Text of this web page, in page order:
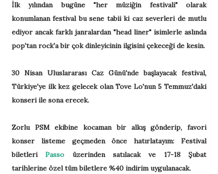
İlk yılından bugüne "her müziğin festivali" olarak
konumlanan festival bu sene tabii ki caz severleri de mutlu
ediyor ancak farklı janralardan "head liner" isimlerle aslında
pop'tan rock'a bir çok dinleyicinin ilgisini çekeceği de kesin.
30 Nisan Uluslararası Caz Günü'nde başlayacak festival,
Türkiye'ye ilk kez gelecek olan Tove Lo'nun 5 Temmuz'daki
konseri ile sona erecek.
Zorlu PSM ekibine kocaman bir alkış gönderip, favori
konser listeme geçmeden önce hatırlatayım: Festival
biletleriPasso üzerinden satılacak ve 17-18 Şubat
tarihlerine özel tüm biletlere %40 indirim uygulanacak.